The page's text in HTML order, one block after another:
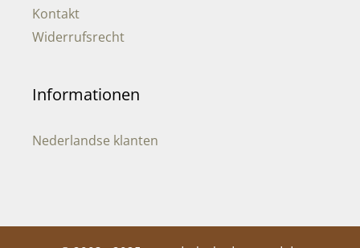
Kontakt
Widerrufsrecht
Informationen
Nederlandse klanten